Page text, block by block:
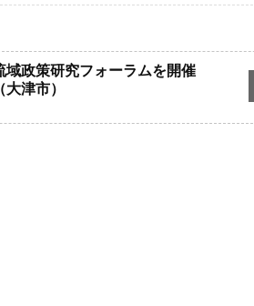
域政策研究フォーラムを開催
（大津市）